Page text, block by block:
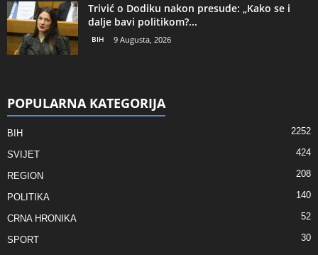
Trivić o Dodiku nakon presude: „Kako se i
dalje bavi politikom?...
BIH 9 Augusta, 2026
POPULARNA KATEGORIJA
BIH 2252
SVIJET 424
REGION 208
POLITIKA 140
CRNA HRONIKA 52
SPORT 30